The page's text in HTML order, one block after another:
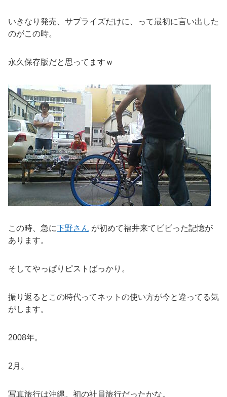
いきなり発売、サプライズだけに、って最初に言い出した
のがこの時。
永久保存版だと思ってますｗ
この時、急に下野さん が初めて福井来てビビった記憶が
あります。
そしてやっぱりピストばっかり。
振り返るとこの時代ってネットの使い方が今と違ってる気
がします。
2008年。
2月。
写真旅行は沖縄。初の社員旅行だったかな。